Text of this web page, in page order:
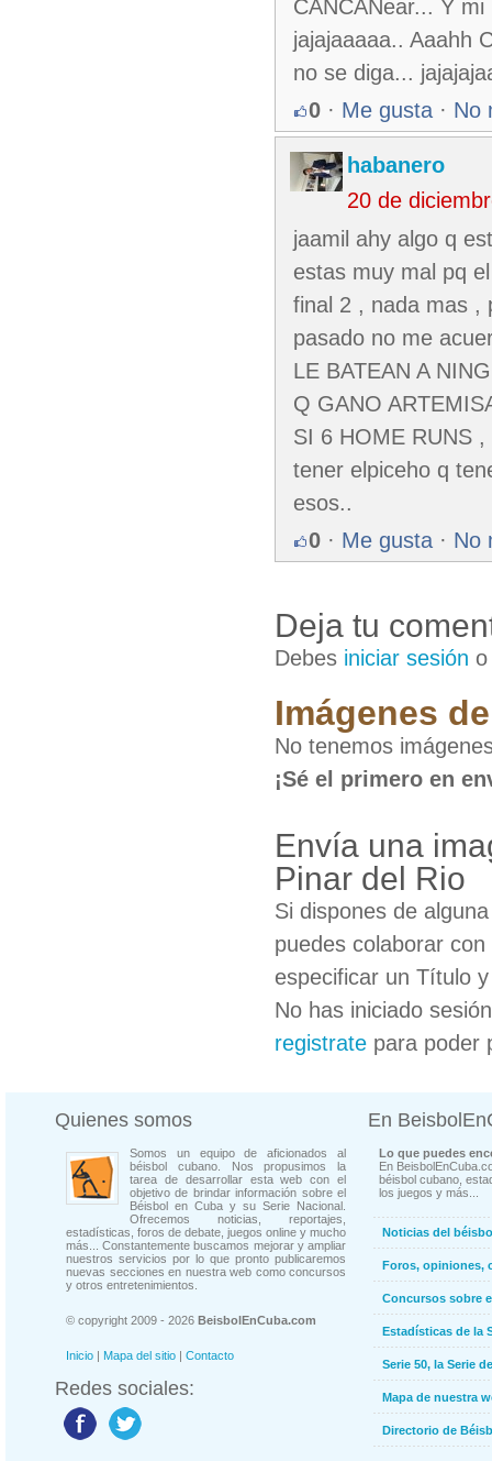
CANCANear... Y
jajajaaaaa.. Aaahh
no se diga...
0 · Me gusta · No
habanero
20 de
jaamil ahy algo q
estas muy mal pq
final 2 , nada mas ,
pasado no me
LE BATEAN A
Q GANO
SI 6 HOME RUNS
tener elpiceho q
esos..
0 · Me gusta · No
Deja tu
Debes iniciar sesión
Imágenes
No tenemos
¡Sé el primero en
Envía una
Pinar del Rio
Si dispones de
puedes colaborar
especificar un Título
No has iniciado
registrate para poder
Quienes somos
Somos un equipo de aficionados al
béisbol cubano. Nos propusimos la
tarea de desarrollar esta web con el
objetivo de brindar información sobre el
Béisbol en Cuba y su Serie Nacional.
Ofrecemos noticias, reportajes,
estadísticas, foros de debate, juegos online y mucho
más... Constantemente buscamos mejorar y ampliar
nuestros servicios por lo que pronto publicaremos
nuevas secciones en nuestra web como concursos
y otros entretenimientos.
© copyright 2009 - 2026 BeisbolEnCuba.com
Inicio | Mapa del sitio | Contacto
Redes sociales:
En
Lo que puedes
En
béisbol cubano,
los juegos y más...
Noticias del
Foros, opiniones,
Concursos sobre
Estadísticas de la
Serie 50, la Serie
Mapa de nuestra
Directorio de